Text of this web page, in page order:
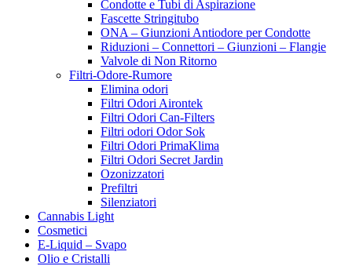
Condotte e Tubi di Aspirazione
Fascette Stringitubo
ONA – Giunzioni Antiodore per Condotte
Riduzioni – Connettori – Giunzioni – Flangie
Valvole di Non Ritorno
Filtri-Odore-Rumore
Elimina odori
Filtri Odori Airontek
Filtri Odori Can-Filters
Filtri odori Odor Sok
Filtri Odori PrimaKlima
Filtri Odori Secret Jardin
Ozonizzatori
Prefiltri
Silenziatori
Cannabis Light
Cosmetici
E-Liquid – Svapo
Olio e Cristalli